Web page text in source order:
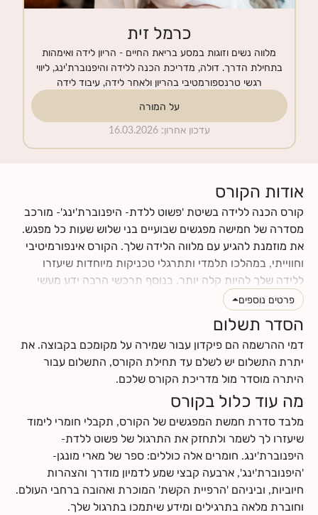
כרמל זית
מלווה נשים וזוגות במסע בריאת החיים - הריון לידה ואימהות
בתחילת הדרך. דולה, מדריכת הכנה ללידה והיפנוברת'ינג, ליווי
רגשי טרנספורמטיבי בהריון ולאחר לידה, עיבוד לידה
על המורה
עדכון אחרון:
16.03.2026
אודות הקורס
קורס הכנה ללידה בשיטת 'פשוט ללדת- היפנוברת'ינג'- מורכב
מסדרה של חמישה מפגשים שבועיים בני שלוש שעות כל מפגש.
את מוזמנת להגיע עם מלווה הלידה שלך. הקורס אינפורמיטיבי
וחווייתי, במהלכו תלמדי ותתרגלי טכניקות מיוחדות שיעזרו
ללידה שלך להיות קלה יותר. בנוסף תרכשי הרבה ידע מעשי
וטיפים לתקופת ההריון והלידה. תינתן לך ההזדמנות לעבור
תהליך מהנה של הבאת מודעות עצמית לגוף ולנפש שלך, תגלי
כמה הם מושפעים אחד מהשני, וכמה הם יכולים לתרום ולתמוך
בלידה עדינה כאשר לומדים להרפות אותם. את ומלווה הלידה
שלך תרכשו ידע ותפתחו כישורי תקשורת אחד עם השנייה, עם
התינוק.ת שלכם ועם הצוות הרפואי.
לחצי כאןלקרוא עוד על תוכן הקורס
לחציכאןלמצוא מידע על החזרי ביטוח
פרטים נוספים
הסדר תשלום
דמי ההרשמה הם פיקדון עבור שמירה על מקומכם בקבוצה. את
יתרת התשלום יש לשלם עד תחילת הקורס, התשלום עבור
היתרה מוסדר מול מדריכת הקורס שלכם.
מה עוד כלול בקורס
מלבד סדרת חמשת המפגשים של הקורס, תקבלי חומרי לימוד
שיעזרו לך לשמר ולתחזק את התרגול של פשוט ללדת-
היפנוברת'ינג. חומרים אלה כוללים: ספר של מארי מונגן-
'היפנוברת'ינג', ארבעה קבצי שמע לדמיון מודרך והצהרות
חיוביות, וביניהם 'הרפיית הקשת' המוכרת ואהובה ברחבי העולם.
וחוברת מלאה בתרגילים ומידע שיתמכו בתרגול שלך.